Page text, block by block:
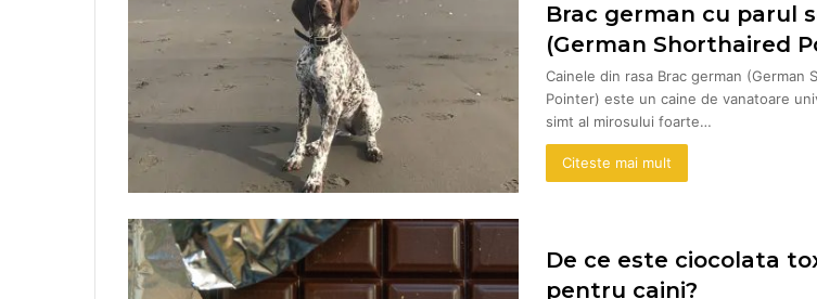
Brac german cu parul
(German Shorthaired
Cainele din rasa Brac german (German
Pointer) este un caine de vanatoare
simt al mirosului foarte…
Citeste mai mult
De ce este ciocolata
pentru caini?